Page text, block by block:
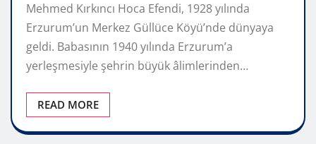
Mehmed Kırkıncı Hoca Efendi, 1928 yılında
Erzurum’un Merkez Güllüce Köyü’nde dünyaya
geldi. Babasının 1940 yılında Erzurum’a
yerleşmesiyle şehrin büyük âlimlerinden…
READ MORE